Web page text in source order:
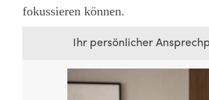
fokussieren können.
Ihr persönlicher